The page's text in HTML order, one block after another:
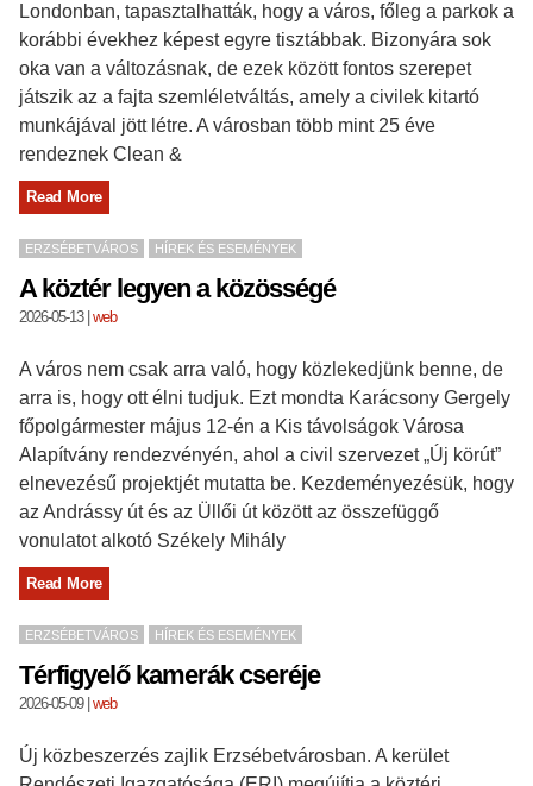
Londonban, tapasztalhatták, hogy a város, főleg a parkok a
korábbi évekhez képest egyre tisztábbak. Bizonyára sok
oka van a változásnak, de ezek között fontos szerepet
játszik az a fajta szemléletváltás, amely a civilek kitartó
munkájával jött létre. A városban több mint 25 éve
rendeznek Clean &
Read More
ERZSÉBETVÁROS HÍREK ÉS ESEMÉNYEK
A köztér legyen a közösségé
2026-05-13| web
A város nem csak arra való, hogy közlekedjünk benne, de
arra is, hogy ott élni tudjuk. Ezt mondta Karácsony Gergely
főpolgármester május 12-én a Kis távolságok Városa
Alapítvány rendezvényén, ahol a civil szervezet „Új körút”
elnevezésű projektjét mutatta be. Kezdeményezésük, hogy
az Andrássy út és az Üllői út között az összefüggő
vonulatot alkotó Székely Mihály
Read More
ERZSÉBETVÁROS HÍREK ÉS ESEMÉNYEK
Térfigyelő kamerák cseréje
2026-05-09| web
Új közbeszerzés zajlik Erzsébetvárosban. A kerület